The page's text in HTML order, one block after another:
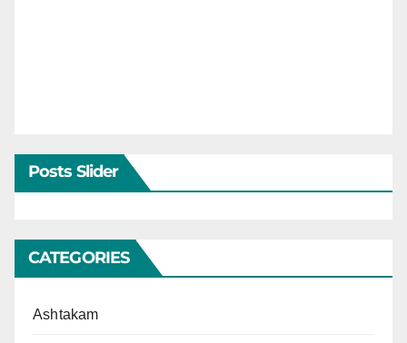
Posts Slider
CATEGORIES
Ashtakam